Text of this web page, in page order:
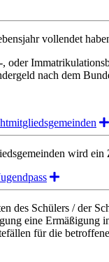
vollendet
oder
nach dem
wird
Expand
des Schülers / der
eine Ermäßigung
für die